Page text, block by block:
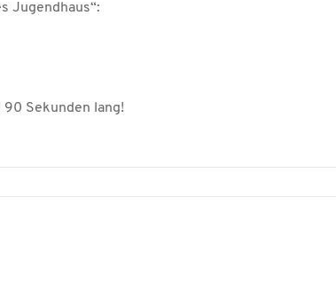
Jugendhaus“:
90 Sekunden lang!